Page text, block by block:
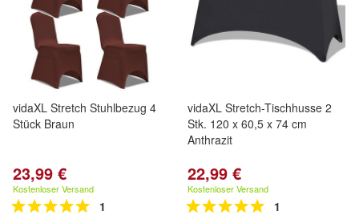
vidaXL Stretch Stuhlbezug 4
Stück Braun
23,99 €
Kostenloser Versand
1
vidaXL Stretch-Tischhusse 2
Stk. 120 x 60,5 x 74 cm
Anthrazit
22,99 €
Kostenloser Versand
1